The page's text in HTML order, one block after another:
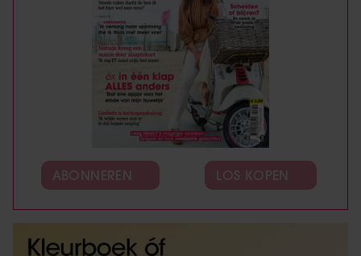
ABONNEREN LOS KOPEN